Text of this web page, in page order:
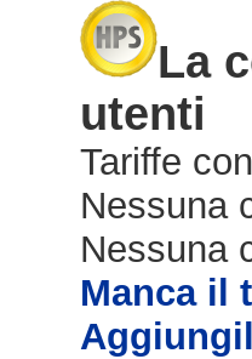
La
utenti
Tariffe
Nessuna
Nessuna
Manca il